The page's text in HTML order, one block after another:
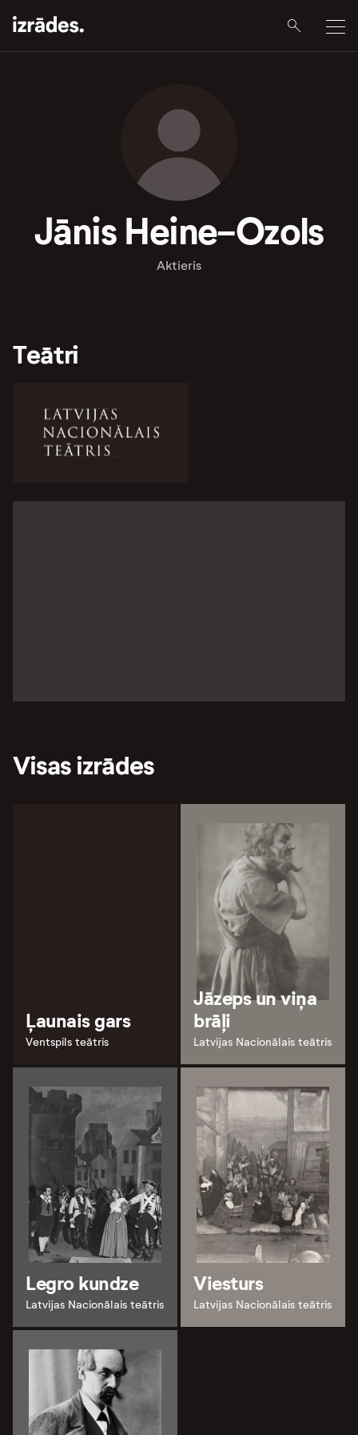
Jānis Heine-Ozols
Aktieris
Teātri
Visas izrādes
Ļaunais gars
Ventspils teātris
Jāzeps un viņa
brāļi
Latvijas Nacionālais teātris
Legro kundze
Latvijas Nacionālais teātris
Viesturs
Latvijas Nacionālais teātris